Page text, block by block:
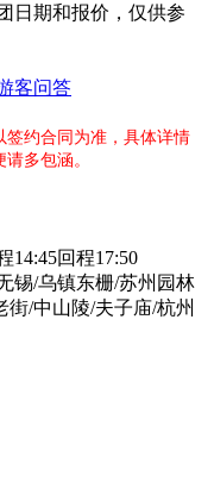
日期和报价，仅供参
客问答
约合同为准，具体详情
多包涵。
14:45回程17:50
锡/乌镇东栅/苏州园林
/中山陵/夫子庙/杭州